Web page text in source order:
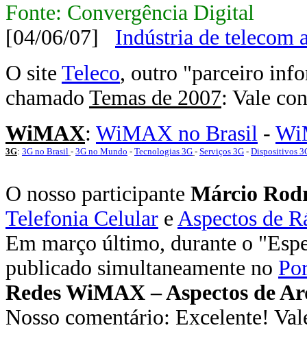
Fonte: Convergência Digital
[04/06/07] Indústria de telecom
O site Teleco, outro "parceiro
chamado Temas de 2007: Vale
WiMAX: WiMAX no Brasil -
3G: 3G no Brasil - 3G no Mundo - Tecnologias 3G - Serviços 3G - Dispositivos
O nosso participante Márcio
Telefonia Celular e Aspectos de
Em março último, durante o
publicado simultaneamente no
Redes WiMAX – Aspectos de
Nosso comentário: Excelente!